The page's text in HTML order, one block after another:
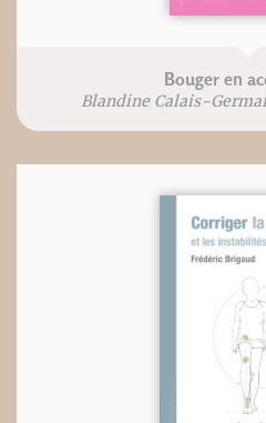
Bouger en
Blandine Calais-